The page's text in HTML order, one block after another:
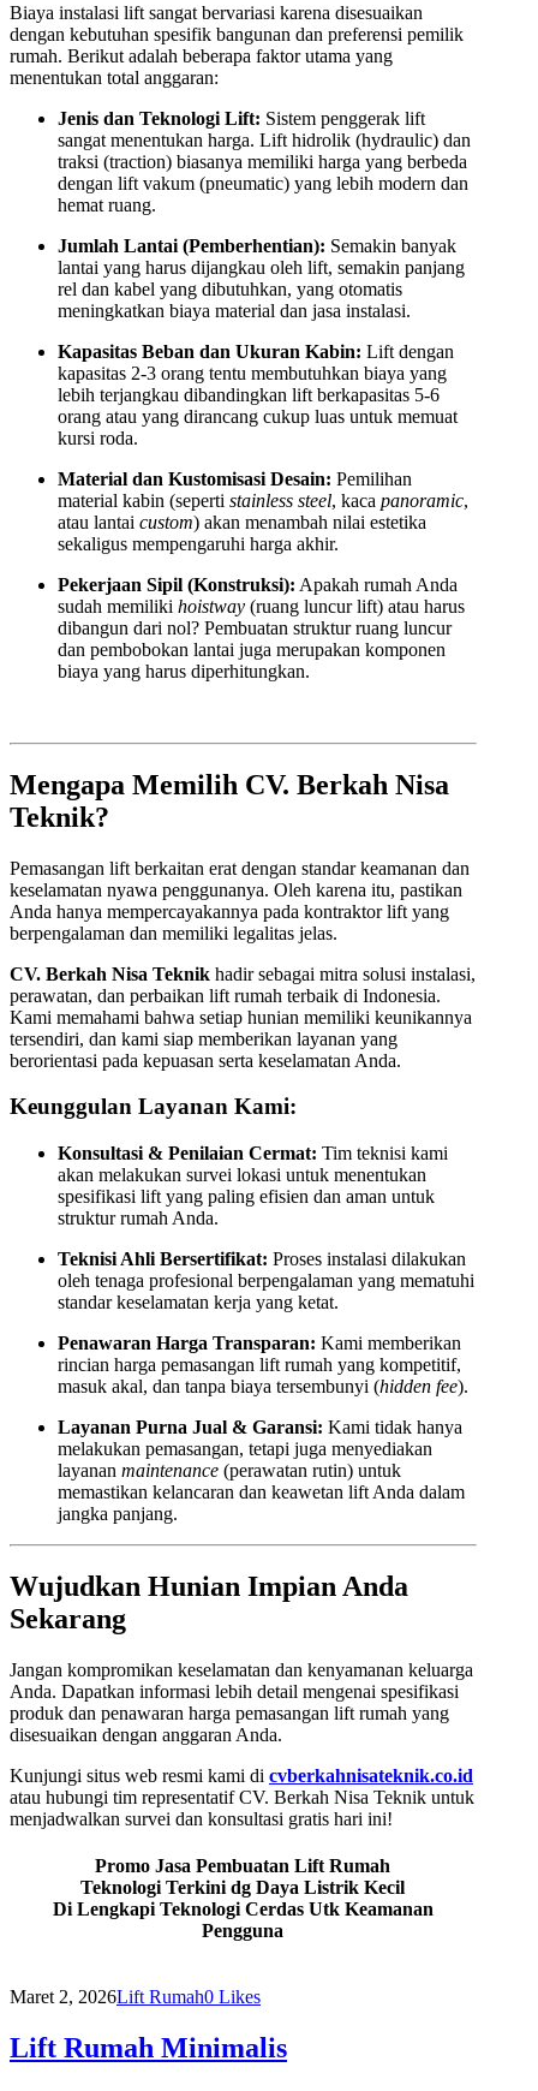
Biaya instalasi lift sangat bervariasi karena disesuaikan
dengan kebutuhan spesifik bangunan dan preferensi pemilik
rumah. Berikut adalah beberapa faktor utama yang
menentukan total anggaran:
Jenis dan Teknologi Lift: Sistem penggerak lift
sangat menentukan harga. Lift hidrolik (hydraulic) dan
traksi (traction) biasanya memiliki harga yang berbeda
dengan lift vakum (pneumatic) yang lebih modern dan
hemat ruang.
Jumlah Lantai (Pemberhentian): Semakin banyak
lantai yang harus dijangkau oleh lift, semakin panjang
rel dan kabel yang dibutuhkan, yang otomatis
meningkatkan biaya material dan jasa instalasi.
Kapasitas Beban dan Ukuran Kabin: Lift dengan
kapasitas 2-3 orang tentu membutuhkan biaya yang
lebih terjangkau dibandingkan lift berkapasitas 5-6
orang atau yang dirancang cukup luas untuk memuat
kursi roda.
Material dan Kustomisasi Desain: Pemilihan
material kabin (seperti stainless steel, kaca panoramic,
atau lantai custom) akan menambah nilai estetika
sekaligus mempengaruhi harga akhir.
Pekerjaan Sipil (Konstruksi): Apakah rumah Anda
sudah memiliki hoistway (ruang luncur lift) atau harus
dibangun dari nol? Pembuatan struktur ruang luncur
dan pembobokan lantai juga merupakan komponen
biaya yang harus diperhitungkan.
Mengapa Memilih CV. Berkah Nisa
Teknik?
Pemasangan lift berkaitan erat dengan standar keamanan dan
keselamatan nyawa penggunanya. Oleh karena itu, pastikan
Anda hanya mempercayakannya pada kontraktor lift yang
berpengalaman dan memiliki legalitas jelas.
CV. Berkah Nisa Teknik hadir sebagai mitra solusi instalasi,
perawatan, dan perbaikan lift rumah terbaik di Indonesia.
Kami memahami bahwa setiap hunian memiliki keunikannya
tersendiri, dan kami siap memberikan layanan yang
berorientasi pada kepuasan serta keselamatan Anda.
Keunggulan Layanan Kami:
Konsultasi & Penilaian Cermat: Tim teknisi kami
akan melakukan survei lokasi untuk menentukan
spesifikasi lift yang paling efisien dan aman untuk
struktur rumah Anda.
Teknisi Ahli Bersertifikat: Proses instalasi dilakukan
oleh tenaga profesional berpengalaman yang mematuhi
standar keselamatan kerja yang ketat.
Penawaran Harga Transparan: Kami memberikan
rincian harga pemasangan lift rumah yang kompetitif,
masuk akal, dan tanpa biaya tersembunyi (hidden fee).
Layanan Purna Jual & Garansi: Kami tidak hanya
melakukan pemasangan, tetapi juga menyediakan
layanan maintenance (perawatan rutin) untuk
memastikan kelancaran dan keawetan lift Anda dalam
jangka panjang.
Wujudkan Hunian Impian Anda
Sekarang
Jangan kompromikan keselamatan dan kenyamanan keluarga
Anda. Dapatkan informasi lebih detail mengenai spesifikasi
produk dan penawaran harga pemasangan lift rumah yang
disesuaikan dengan anggaran Anda.
Kunjungi situs web resmi kami di cvberkahnisateknik.co.id
atau hubungi tim representatif CV. Berkah Nisa Teknik untuk
menjadwalkan survei dan konsultasi gratis hari ini!
Promo Jasa Pembuatan Lift Rumah
Teknologi Terkini dg Daya Listrik Kecil
Di Lengkapi Teknologi Cerdas Utk Keamanan
Pengguna
Maret 2, 2026Lift Rumah0 Likes
Lift Rumah Minimalis